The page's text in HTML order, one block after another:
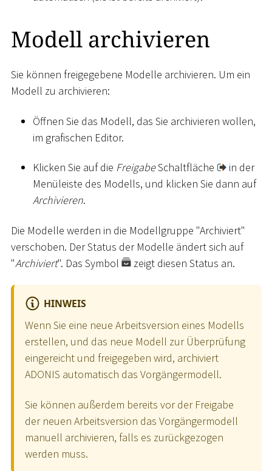
Modell archivieren
Sie können freigegebene Modelle archivieren. Um ein
Modell zu archivieren:
Öffnen Sie das Modell, das Sie archivieren wollen,
im grafischen Editor.
Klicken Sie auf die FreigabeSchaltfläche
in der
Menüleiste des Modells, und klicken Sie dann auf
Archivieren.
Die Modelle werden in die Modellgruppe "Archiviert"
verschoben. Der Status der Modelle ändert sich auf
"Archiviert". Das Symbol zeigt diesen Status an.
HINWEIS
Wenn Sie eine neue Arbeitsversion eines Modells
erstellen, und das neue Modell zur Überprüfung
eingereicht und freigegeben wird, archiviert
ADONIS automatisch das Vorgängermodell.
Sie können außerdem bereits vor der Freigabe
der neuen Arbeitsversion das Vorgängermodell
manuell archivieren, falls es zurückgezogen
werden muss.